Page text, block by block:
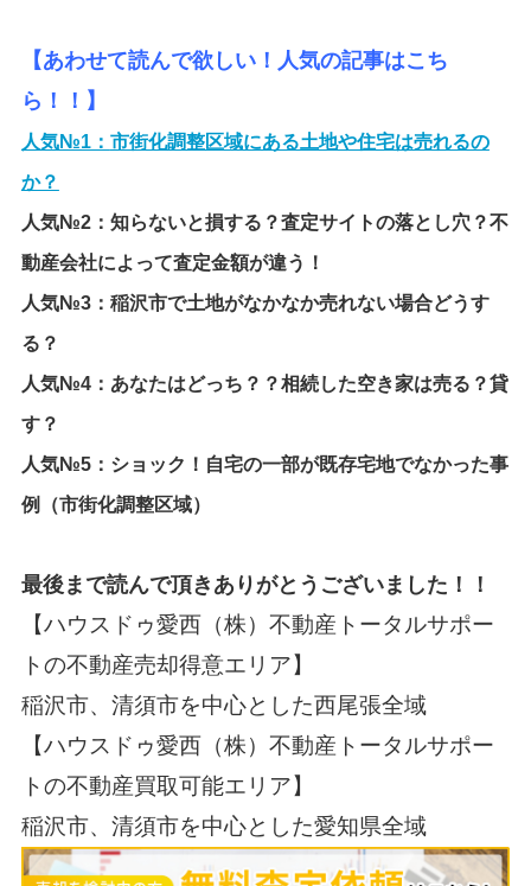
【あわせて読んで欲しい！人気の記事はこち
ら！！】
人気№1： 市街化調整区域にある土地や住宅は売れるの
か？
人気№2： 知らないと損する？査定サイトの落とし穴？不
動産会社によって査定金額が違う！
人気№3： 稲沢市で土地がなかなか売れない場合どうす
る？
人気№4： あなたはどっち？？相続した空き家は売る？貸
す？
人気№5： ショック！自宅の一部が既存宅地でなかった事
例（市街化調整区域）
最後まで読んで頂きありがとうございました！！
【ハウスドゥ愛西（株）不動産トータルサポー
トの不動産売却得意エリア】
稲沢市、清須市を中心とした西尾張全域
【ハウスドゥ愛西（株）不動産トータルサポー
トの不動産買取可能エリア】
稲沢市、清須市を中心とした愛知県全域